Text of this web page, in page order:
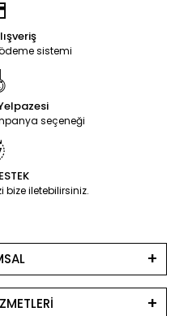
sistemi
seçeneği
bize iletebilirsiniz.